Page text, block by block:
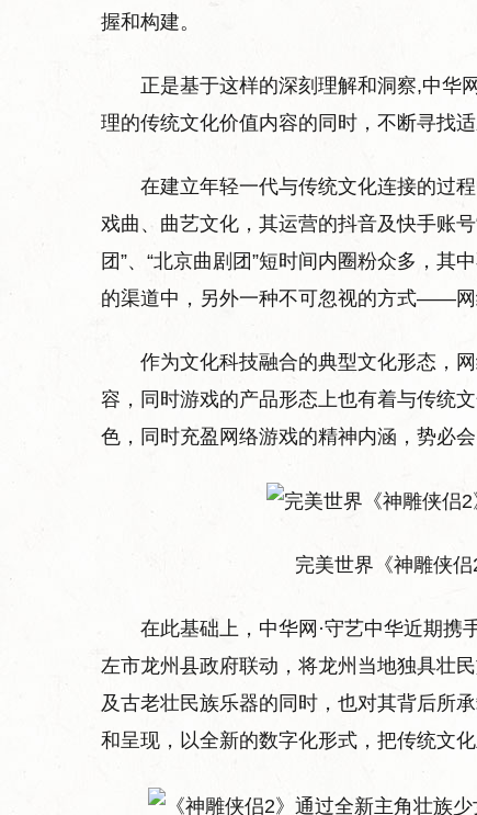
握和构建。
正是基于这样的深刻理解和洞察,中华
理的传统文化价值内容的同时，不断寻找
在建立年轻一代与传统文化连接的过
戏曲、曲艺文化，其运营的抖音及快手账号
团”、“北京曲剧团”短时间内圈粉众多，其
的渠道中，另外一种不可忽视的方式——网
作为文化科技融合的典型文化形态，
容，同时游戏的产品形态上也有着与传统
色，同时充盈网络游戏的精神内涵，势必
完美世界《神雕侠
在此基础上，中华网·守艺中华近期携
左市龙州县政府联动，将龙州当地独具壮
及古老壮民族乐器的同时，也对其背后所
和呈现，以全新的数字化形式，把传统文